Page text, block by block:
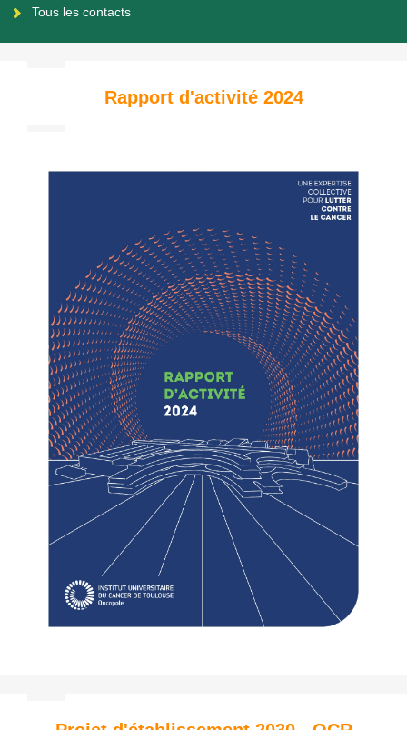
Tous les contacts
Rapport d'activité 2024